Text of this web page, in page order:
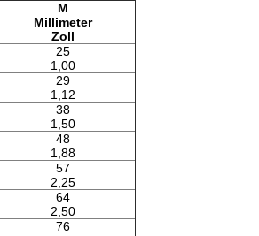
M
Millimeter
Zoll
25
1,00
29
1,12
38
1,50
48
1,88
57
2,25
64
2,50
76